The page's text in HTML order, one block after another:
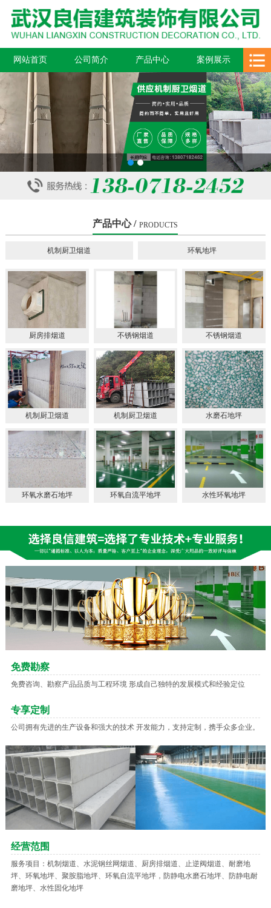
网站首页 公司简介 产品中心 案例展示
新闻中心 在线留言 联系我们
1 2
产品中心 / PRODUCTS
机制厨卫烟道 环氧地坪
厨房排烟道 不锈钢烟道 不锈钢烟道
机制厨卫烟道 机制厨卫烟道 水磨石地坪
环氧水磨石地坪 环氧自流平地坪 水性环氧地坪
免费勘察
免费咨询、勘察产品品质与工程环境 形成自己独特的发展模式和经验定位
专享定制
公司拥有先进的生产设备和强大的技术 开发能力，支持定制，携手众多企业。
经营范围
服务项目：机制烟道、水泥钢丝网烟道、厨房排烟道、止逆阀烟道、耐磨地
坪、环氧地坪、聚胺脂地坪、环氧自流平地坪，防静电水磨石地坪、防静电耐
磨地坪、水性固化地坪